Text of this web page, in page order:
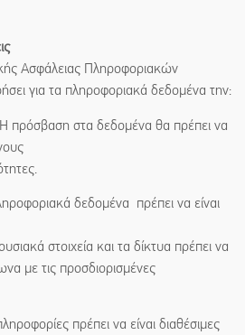
Ασφάλειας Πληροφοριακών
για τα πληροφοριακά δεδομένα την:
Η πρόσβαση στα δεδομένα θα πρέπει να
δεδομένα πρέπει να είναι
στοιχεία και τα δίκτυα πρέπει να
με τις προσδιορισμένες
πρέπει να είναι διαθέσιμες